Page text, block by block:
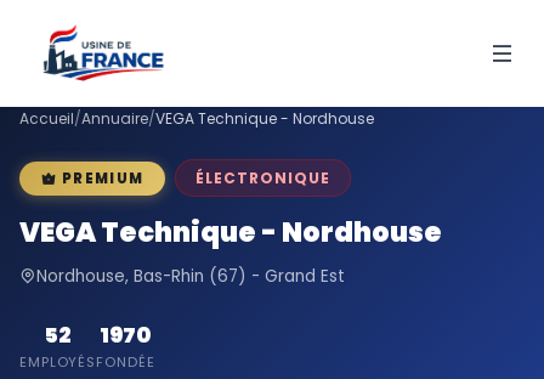
Accueil/Annuaire/VEGA Technique - Nordhouse
PREMIUM ÉLECTRONIQUE
VEGA Technique - Nordhouse
Nordhouse, Bas-Rhin (67) - Grand Est
52
EMPLOYÉS
1970
FONDÉE